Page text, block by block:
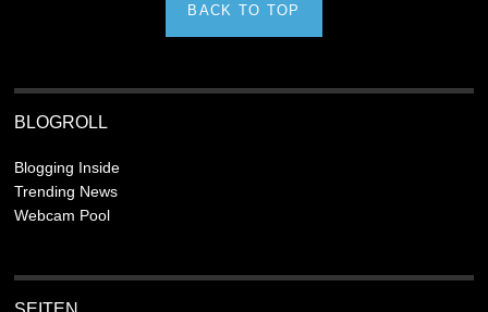
BACK TO TOP
BLOGROLL
Blogging Inside
Trending News
Webcam Pool